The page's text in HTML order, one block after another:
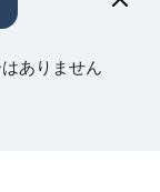
ありません